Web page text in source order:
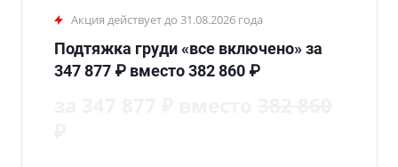
Акция действует до 31.08.2026 года
Подтяжка груди «все включено» за
347 877 ₽ вместо 382 860 ₽